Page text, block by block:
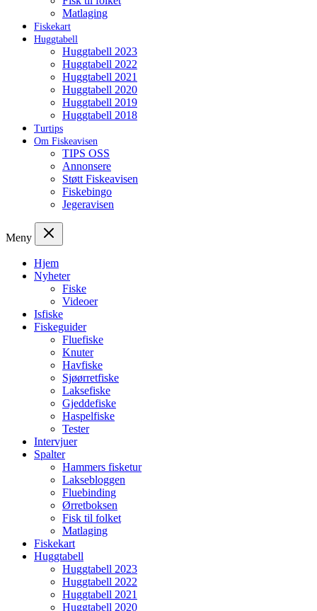
Matlaging
Fiskekart
Huggtabell
Huggtabell 2023
Huggtabell 2022
Huggtabell 2021
Huggtabell 2020
Huggtabell 2019
Huggtabell 2018
Turtips
Om Fiskeavisen
TIPS OSS
Annonsere
Støtt Fiskeavisen
Fiskebingo
Jegeravisen
Meny
Hjem
Nyheter
Fiske
Videoer
Isfiske
Fiskeguider
Fluefiske
Knuter
Havfiske
Sjøørretfiske
Laksefiske
Gjeddefiske
Haspelfiske
Tester
Intervjuer
Spalter
Hammers fisketur
Laksebloggen
Fluebinding
Ørretboksen
Fisk til folket
Matlaging
Fiskekart
Huggtabell
Huggtabell 2023
Huggtabell 2022
Huggtabell 2021
Huggtabell 2020